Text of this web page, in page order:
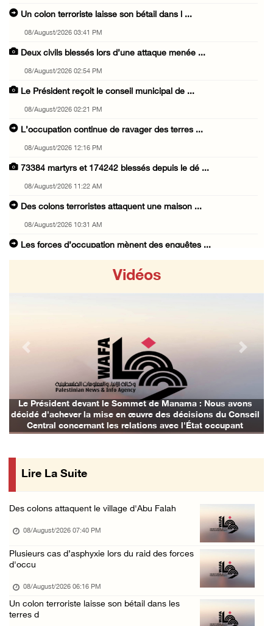
Un colon terroriste laisse son bétail dans l ...
08/August/2026 03:41 PM
Deux civils blessés lors d’une attaque menée ...
08/August/2026 02:54 PM
Le Président reçoit le conseil municipal de ...
08/August/2026 02:21 PM
L’occupation continue de ravager des terres ...
08/August/2026 12:16 PM
73384 martyrs et 174242 blessés depuis le dé ...
08/August/2026 11:22 AM
Des colons terroristes attaquent une maison ...
08/August/2026 10:31 AM
Les forces d’occupation mènent des enquêtes ...
08/August/2026 09:20 AM
Les forces israéliennes mènent un raid à Bet ...
07/August/2026 11:41 PM
Les forces israéliennes arrêtent un garçon d ...
07/August/2026 10:52 PM
Les forces d'occupation israéliennes entrave ...
Trois Palestiniens blessés lors d'une agress ...
07/August/2026 09:00 PM
Club des prisonniers palestiniens : Le renou ...
Vidéos
avons
du Conseil
Les avions d'occupation continuent de bombarder
Previous Next
Lire La Suite
Des colons attaquent le village d'Abu Falah
08/August/2026 07:40 PM
Plusieurs cas d’asphyxie lors du raid des forces
d'occu
08/August/2026 06:16 PM
Un colon terroriste laisse son bétail dans les
terres d